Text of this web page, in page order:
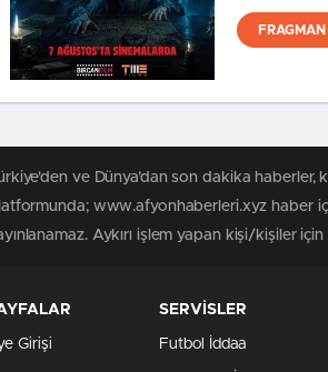
şeytan
ve Dünya’dan son dakika
www.afyonhaberleri.xyz haber
Aykırı işlem yapan kişi/kişiler
Girişi
SERVİSLER
Futbol İddaa